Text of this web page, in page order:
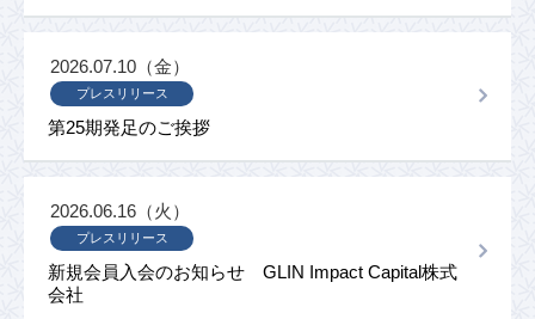
第25期発足のご挨拶
プレスリリース
2026.07.10（金）
新規会員入会のお知らせ GLIN Impact Capital株式
会社
プレスリリース
2026.06.16（火）